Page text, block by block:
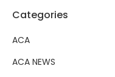
Categories
ACA
ACA NEWS